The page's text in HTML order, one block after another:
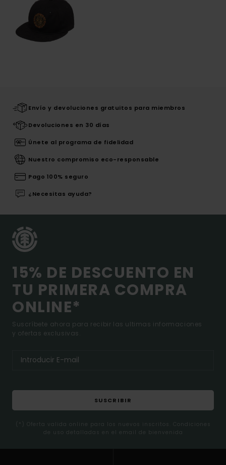
Envío y devoluciones gratuitos para miembros
Devoluciones en 30 días
Únete al programa de fidelidad
Nuestro compromiso eco-responsable
Pago 100% seguro
¿Necesitas ayuda?
15% DE DESCUENTO EN
TU PRIMERA COMPRA
ONLINE*
Suscríbete ahora para recibir las ultimas informaciones
y ofertas exclusivas.
SUSCRIBIR
(*) Oferta valida online para los nuevos inscritos. Condiciones
de uso detalladas en el email de bienvenida